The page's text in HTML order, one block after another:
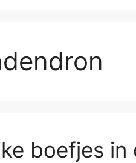
boefjes